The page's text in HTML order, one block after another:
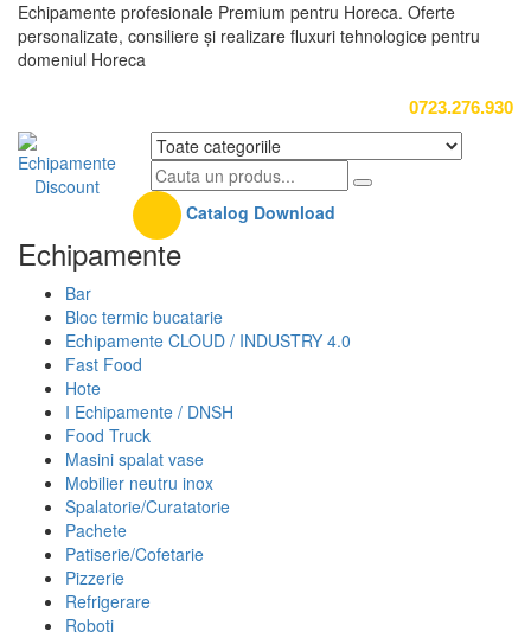
Echipamente profesionale Premium pentru Horeca. Oferte
personalizate, consiliere și realizare fluxuri tehnologice pentru
domeniul Horeca
0723.276.930
Catalog Download
Echipamente
Bar
Bloc termic bucatarie
Echipamente CLOUD / INDUSTRY 4.0
Fast Food
Hote
I Echipamente / DNSH
Food Truck
Masini spalat vase
Mobilier neutru inox
Spalatorie/Curatatorie
Pachete
Patiserie/Cofetarie
Pizzerie
Refrigerare
Roboti